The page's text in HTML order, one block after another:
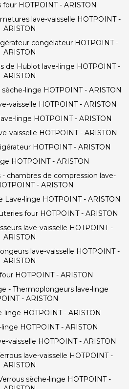
HOTPOINT - ARISTON
lave-vaisselle HOTPOINT -
ARISTON
congélateur HOTPOINT -
ARISTON
de Hublot lave-linge HOTPOINT -
ARISTON
linge HOTPOINT - ARISTON
vaisselle HOTPOINT - ARISTON
linge HOTPOINT - ARISTON
vaisselle HOTPOINT - ARISTON
HOTPOINT - ARISTON
HOTPOINT - ARISTON
- chambres de compression lave-
- ARISTON
linge HOTPOINT - ARISTON
four HOTPOINT - ARISTON
lave-vaisselle HOTPOINT -
ARISTON
lave-vaisselle HOTPOINT -
ARISTON
HOTPOINT - ARISTON
- Thermoplongeurs lave-linge
- ARISTON
linge HOTPOINT - ARISTON
HOTPOINT - ARISTON
vaisselle HOTPOINT - ARISTON
lave-vaisselle HOTPOINT -
ARISTON
sèche-linge HOTPOINT -